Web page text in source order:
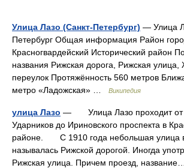
Улица Лазо (Санкт-Петербург) — Улица
Петербург Общая информация Район
Красногвардейский Исторический район
названия Рижская дорога, Рижская улица,
переулок Протяжённость 560 метров
метро «Ладожская» …
Википедия
улица Лазо — Улица Лазо проходит от
Ударников до Ириновского проспекта в
районе. С 1910 года небольшая улица
называлась Рижской дорогой. Иногда
Рижская улица. Причем проезд,